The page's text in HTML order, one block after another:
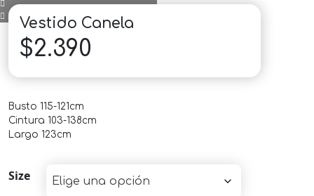
Vestido Canela
$2.390
Busto 115-121cm
Cintura 103-138cm
Largo 123cm
Size